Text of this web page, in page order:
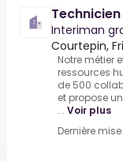
Interiman
Courtepin,
Notre métier
ressources
de 500
et propose
... Voir plus
Dernière